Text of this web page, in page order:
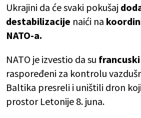
Ukrajini da će svaki pokušaj
destabilizacije naići na
NATO-a.
NATO je izvestio da su
raspoređeni za kontrolu
Baltika presreli i uništili dron
prostor Letonije 8. juna.